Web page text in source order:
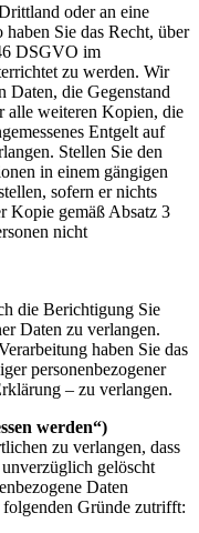
oder an eine
Sie das Recht, über
DSGVO im
zu werden. Wir
Daten, die Gegenstand
alle weiteren Kopien, die
Entgelt auf
Stellen Sie den
in einem gängigen
sofern er nichts
Kopie gemäß Absatz 3
nicht
die Berichtigung Sie
Daten zu verlangen.
haben Sie das
personenbezogener
– zu verlangen.
werden“)
zu verlangen, dass
gelöscht
Daten
Gründe zutrifft: